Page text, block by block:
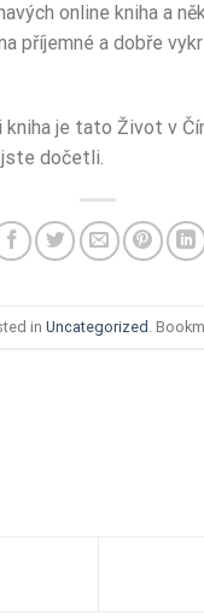
online kniha a
příjemné a dobře
je tato Život v
dočetli.
in Uncategorized .